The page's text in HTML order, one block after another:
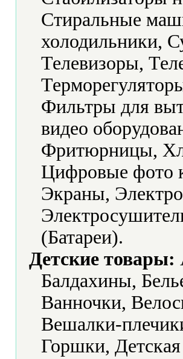
Стиральные
холодильники,
Телевизоры,
Фильтры для
видео
Фритюрницы,
Цифровые фото
Экраны,
(Батареи).
Детские товары:
Балдахины,
Ванночки,
Вешалки-
Горшки,